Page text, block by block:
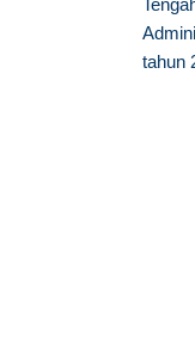
tahun